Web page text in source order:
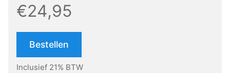
€24,95
Bestellen
Inclusief 21% BTW